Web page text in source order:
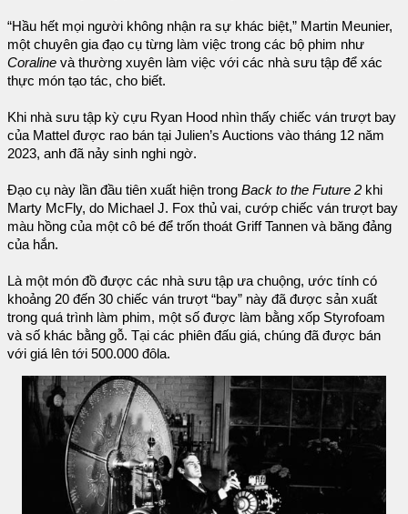
“Hầu hết mọi người không nhận ra sự khác biệt,” Martin Meunier,
một chuyên gia đạo cụ từng làm việc trong các bộ phim như
Coraline và thường xuyên làm việc với các nhà sưu tập để xác
thực món tạo tác, cho biết.
Khi nhà sưu tập kỳ cựu Ryan Hood nhìn thấy chiếc ván trượt bay
của Mattel được rao bán tại Julien’s Auctions vào tháng 12 năm
2023, anh đã nảy sinh nghi ngờ.
Đạo cụ này lần đầu tiên xuất hiện trong Back to the Future 2 khi
Marty McFly, do Michael J. Fox thủ vai, cướp chiếc ván trượt bay
màu hồng của một cô bé để trốn thoát Griff Tannen và băng đảng
của hắn.
Là một món đồ được các nhà sưu tập ưa chuộng, ước tính có
khoảng 20 đến 30 chiếc ván trượt “bay” này đã được sản xuất
trong quá trình làm phim, một số được làm bằng xốp Styrofoam
và số khác bằng gỗ. Tại các phiên đấu giá, chúng đã được bán
với giá lên tới 500.000 đôla.